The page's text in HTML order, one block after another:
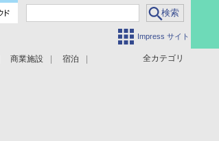
Impress サイト
全カテゴリ
商業施設 宿泊